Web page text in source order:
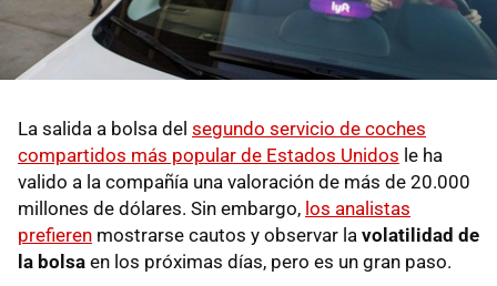
La salida a bolsa del segundo servicio de coches
compartidos más popular de Estados Unidos le ha
valido a la compañía una valoración de más de 20.000
millones de dólares. Sin embargo, los analistas
prefieren mostrarse cautos y observar la volatilidad de
la bolsa en los próximas días, pero es un gran paso.